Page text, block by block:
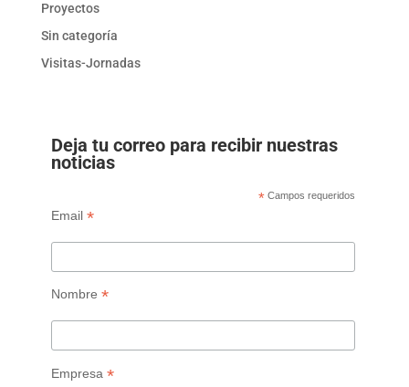
Proyectos
Sin categoría
Visitas-Jornadas
Deja tu correo para recibir nuestras
noticias
* Campos requeridos
Email *
Nombre *
Empresa *